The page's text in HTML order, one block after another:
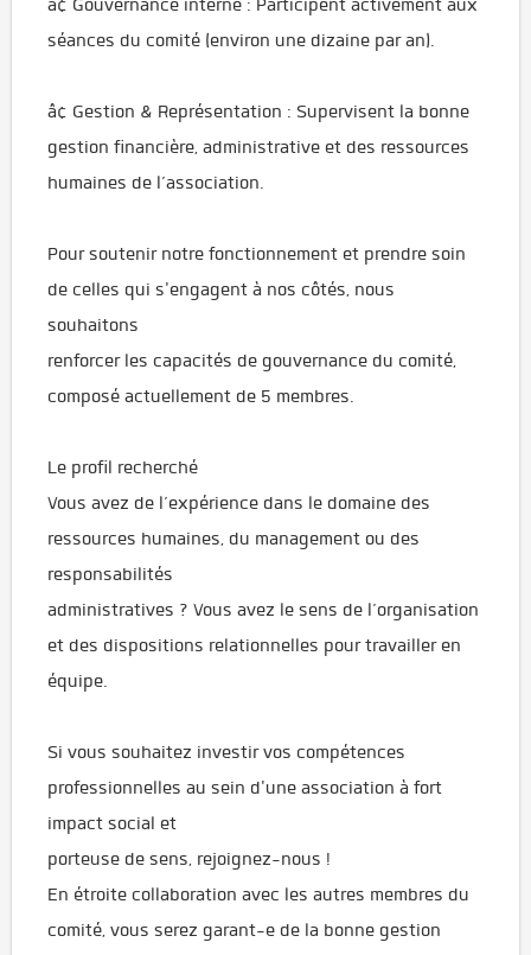
séances du comité (environ une dizaine par an).
â¢ Gestion & Représentation : Supervisent la bonne
gestion financière, administrative et des ressources
humaines de l’association.
Pour soutenir notre fonctionnement et prendre soin
de celles qui s'engagent à nos côtés, nous
souhaitons
renforcer les capacités de gouvernance du comité,
composé actuellement de 5 membres.
Le profil recherché
Vous avez de l’expérience dans le domaine des
ressources humaines, du management ou des
responsabilités
administratives ? Vous avez le sens de l’organisation
et des dispositions relationnelles pour travailler en
équipe.
Si vous souhaitez investir vos compétences
professionnelles au sein d'une association à fort
impact social et
porteuse de sens, rejoignez-nous !
En étroite collaboration avec les autres membres du
comité, vous serez garant-e de la bonne gestion